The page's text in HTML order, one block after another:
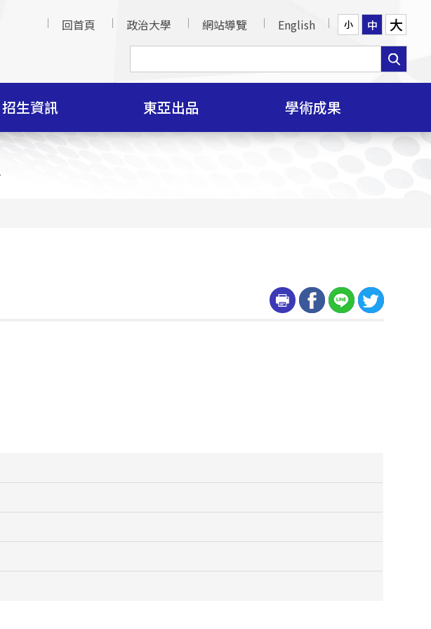
回首頁
政治大學 網站導覽 English 小 中 大
招生資訊 東亞出品 學術成果